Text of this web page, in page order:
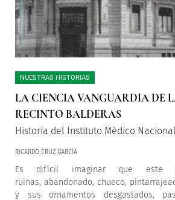
NUESTRAS HISTORIAS
LA CIENCIA VANGUARDIA DE
RECINTO BALDERAS
Historia del Instituto Médico Nacional
RICARDO CRUZ GARCÍA
Es difícil imaginar que este
ruinas, abandonado, chueco,
y sus ornamentos desgastados,